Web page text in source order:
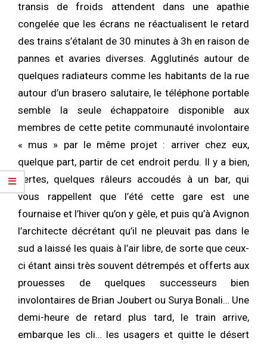
transis de froids attendent dans une apathie
congelée que les écrans ne réactualisent le retard
des trains s’étalant de 30 minutes à 3h en raison de
pannes et avaries diverses. Agglutinés autour de
quelques radiateurs comme les habitants de la rue
autour d’un brasero salutaire, le téléphone portable
semble la seule échappatoire disponible aux
membres de cette petite communauté involontaire
« mus » par le même projet : arriver chez eux,
quelque part, partir de cet endroit perdu. Il y a bien,
certes, quelques râleurs accoudés à un bar, qui
vous rappellent que l’été cette gare est une
fournaise et l’hiver qu’on y gèle, et puis qu’à Avignon
l’architecte décrétant qu’il ne pleuvait pas dans le
sud a laissé les quais à l’air libre, de sorte que ceux-
ci étant ainsi très souvent détrempés et offerts aux
prouesses de quelques successeurs bien
involontaires de Brian Joubert ou Surya Bonali… Une
demi-heure de retard plus tard, le train arrive,
embarque les cli… les usagers et quitte le désert